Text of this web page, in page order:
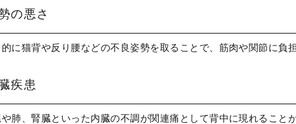
の悪さ
的に猫背や反り腰などの不良姿勢を取ることで、筋肉や関節に負
疾患
肺、腎臓といった内臓の不調が関連痛として背中に現れること